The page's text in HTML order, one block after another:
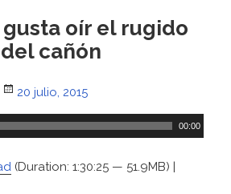
gusta oír el rugido
del cañón
Posted
on
20 julio, 2015
00:00
(Duration: 1:30:25 — 51.9MB) |